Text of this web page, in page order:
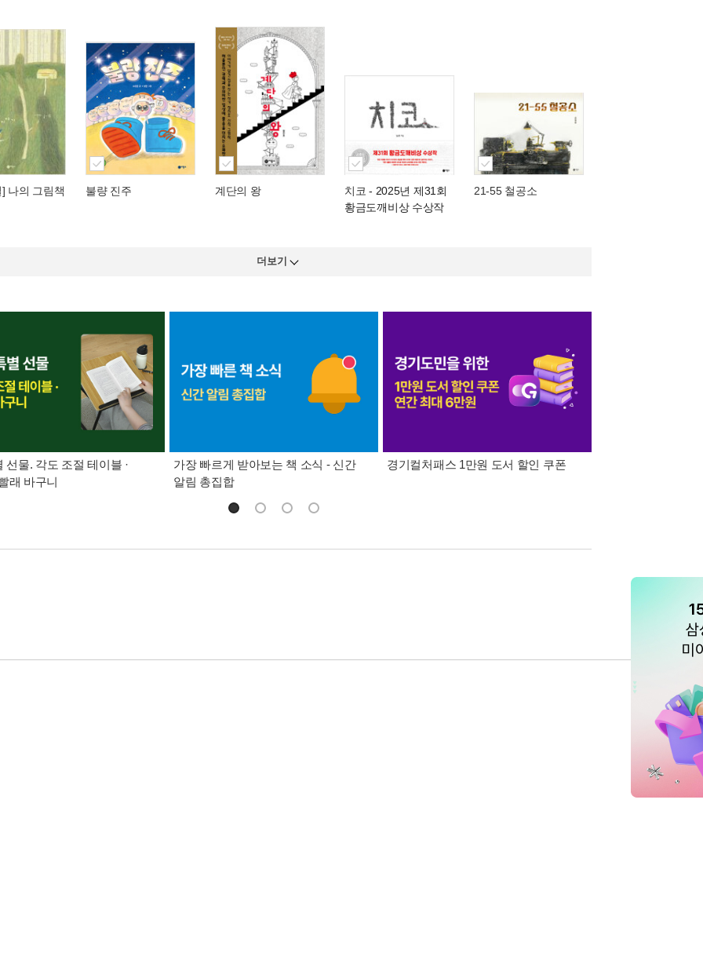
나의 그림책 불량 진주 계단의 왕 치코 - 2025년 제31회
황금도깨비상 수상작
21-55 철공소
더보기
선물. 각도 조절 테이블 ·
래 바구니
가장 빠르게 받아보는 책 소식 - 신간
알림 총집합
경기컬처패스 1만원 도서 할인 쿠폰